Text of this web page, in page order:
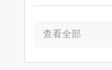
查看全部